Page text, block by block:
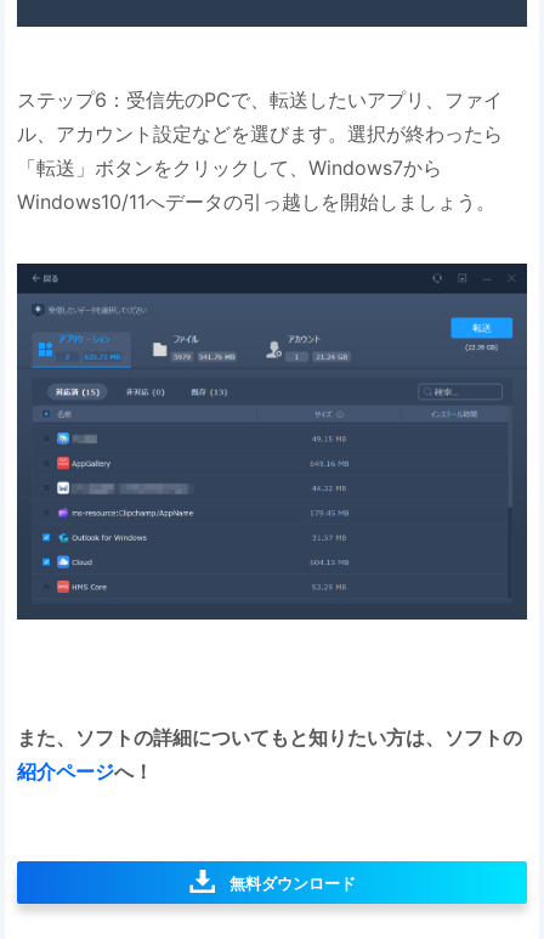
ステップ6：受信先のPCで、転送したいアプリ、ファイ
ル、アカウント設定などを選びます。選択が終わったら
「転送」ボタンをクリックして、Windows7から
Windows10/11へデータの引っ越しを開始しましょう。
また、ソフトの詳細についてもと知りたい方は、ソフトの
紹介ページへ！
無料ダウンロード